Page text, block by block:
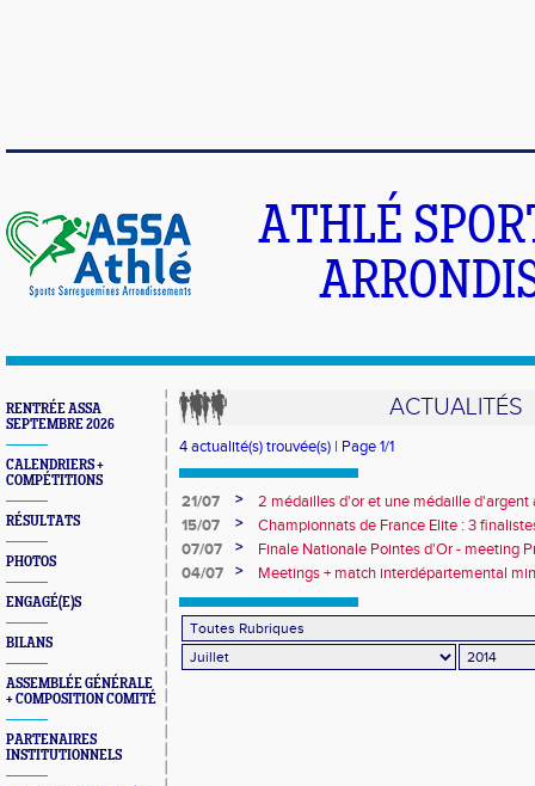
ATHLÉ
RENTRÉE ASSA
SEPTEMBRE 2026
CALENDRIERS +
COMPÉTITIONS
RÉSULTATS
PHOTOS
ENGAGÉ(E)S
BILANS
ASSEMBLÉE GÉNÉRALE
+ COMPOSITION COMITÉ
PARTENAIRES
INSTITUTIONNELS
ACTUALITÉS
4 actualité(s) trouvée(s) | Page 1/1
21/07 >
2 médailles d'or et une médaille d'argent
15/07
>
Championnats de France Elite : 3
07/07
>
Finale Nationale Pointes d'Or - meeting
Sarreguemines - courses sur route
04/07 >
Meetings + match interdépartemental